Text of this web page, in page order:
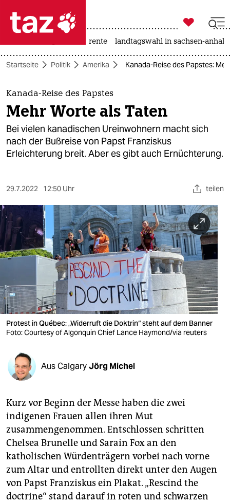
 taz zahl ich
taz zahl ich
themen
politik
öko
gesellschaft
kultur
sport
berlin
nord
verlag
verlag
shop
fragen & hilfe
unterstützen
abo
genossenschaft
epaper login

taz zahl ich
rente landtagswahl in sachsen-anhalt
Startseite Politik Amerika Kanada-Reise des Papstes:
Kanada-Reise des Papstes
Mehr Worte als Taten
Bei vielen kanadischen Ureinwohnern macht sich
nach der Bußreise von Papst Franziskus
Erleichterung breit. Aber es gibt auch Ernüchterung.
29.7.2022 12:50 Uhr teilen
Protest in Québec: „Widerruft die Doktrin“ steht auf dem Banner
Foto: Courtesy of Algonquin Chief Lance Haymond/via reuters
Aus CalgaryJörg Michel
Kurz vor Beginn der Messe haben die zwei
indigenen Frauen allen ihren Mut
zusammengenommen. Entschlossen schritten
Chelsea Brunelle und Sarain Fox an den
katholischen Würdenträgern vorbei nach vorne
zum Altar und entrollten direkt unter den Augen
von Papst Franziskus ein Plakat. „Rescind the
doctrine“ stand darauf in roten und schwarzen